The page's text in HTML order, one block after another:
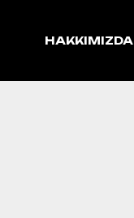
HAKKIMIZDA